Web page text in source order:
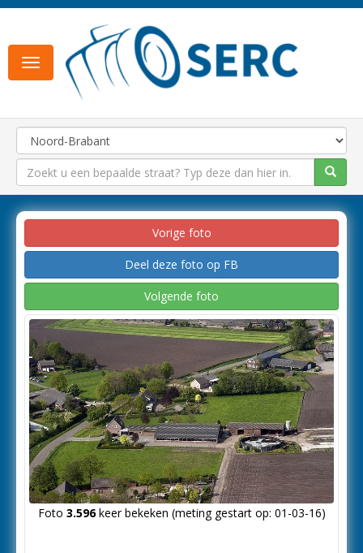
Toggle
navigation
Vorige foto
Deel deze foto op FB
Volgende foto
Foto 3.596keer bekeken (meting gestart op: 01-03-16)